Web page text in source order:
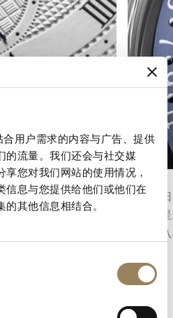
用户需求的内容与广告、提供
的流量。我们还会与社交媒
您对我们网站的使用情况，
信息与您提供给他们或他们在
其他信息相结合。
示時間的流逝。根據
用中央秒針或偏心小
日曆
腕錶的
曆盤來
準地融